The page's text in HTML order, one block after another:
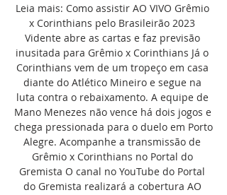
Leia mais: Como assistir AO VIVO Grêmio
x Corinthians pelo Brasileirão 2023
Vidente abre as cartas e faz previsão
inusitada para Grêmio x Corinthians Já o
Corinthians vem de um tropeço em casa
diante do Atlético Mineiro e segue na
luta contra o rebaixamento. A equipe de
Mano Menezes não vence há dois jogos e
chega pressionada para o duelo em Porto
Alegre. Acompanhe a transmissão de
Grêmio x Corinthians no Portal do
Gremista O canal no YouTube do Portal
do Gremista realizará a cobertura AO